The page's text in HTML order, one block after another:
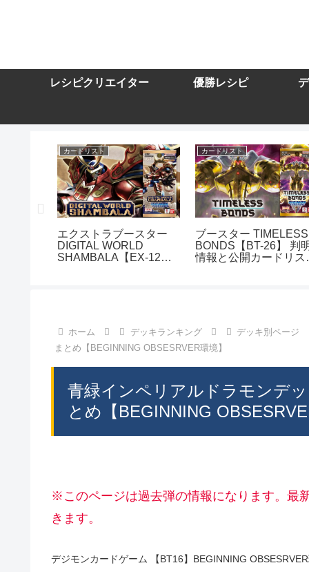
レシピクリエイター 優勝レシピ
カードリスト
エクストラブースター
DIGITAL WORLD
SHAMBALA【EX-12】
カードリスト
ブースター TIMELESS
BONDS【BT-26】 判
情報と公開カードリス
ホーム デッキランキング
デッキ別ページ
まとめ【BEGINNING OBSESRVER環境】
青緑インペリアルドラモンデ
とめ【BEGINNING
※このページは過去弾の情報になります。最
きます。
デジモンカードゲーム 【BT16】BEGINNING